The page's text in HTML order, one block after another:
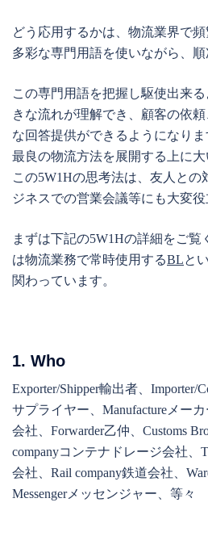
どう応用するかは、物流業界で
多彩な専門用語を使いながら、順
この専門用語を把握し駆使出来
きな流れが理解でき、顧客の依
な回答提供ができるようになり
最良の物流方法を展開する上に大
この5W1Hの思考法は、友人と
ジネスでの営業会議等にも大変役
まずは下記の5W1Hの詳細をご覧
は物流業務で常時使用するBLと
関わっています。
1. Who
Exporter/Shipper輸出者、Importer/
サプライヤー、Manufactureメー
会社、Forwarder乙仲、Customs
companyコンテナドレージ会社、
会社、Rail company鉄道会社、
Messengerメッセンジャー、等々